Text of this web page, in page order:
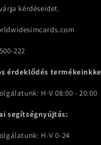
kérdéseidet.
222
érdeklődés
H-V 08:00 - 20:00
segítségnyújtás:
H-V 0-24